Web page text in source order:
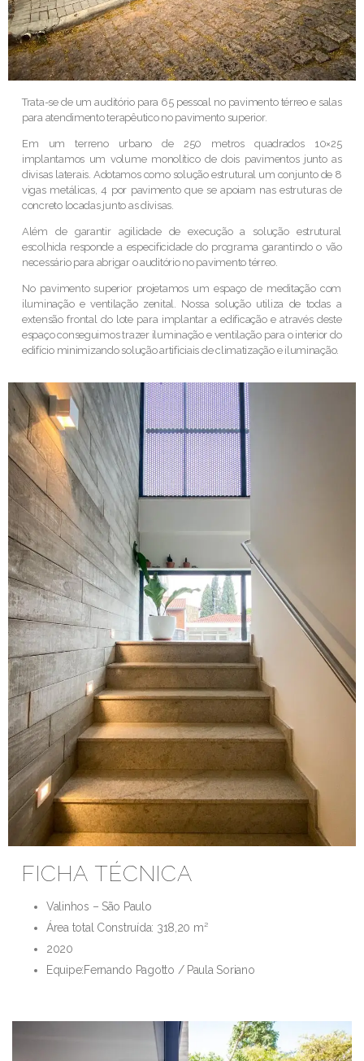
Trata-se de um auditório para 65 pessoal no pavimento térreo e salas
para atendimento terapêutico no pavimento superior.
Em um terreno urbano de 250 metros quadrados 10×25
implantamos um volume monolítico de dois pavimentos junto as
divisas laterais. Adotamos como solução estrutural um conjunto de 8
vigas metálicas, 4 por pavimento que se apoiam nas estruturas de
concreto locadas junto as divisas.
Além de garantir agilidade de execução a solução estrutural
escolhida responde a especificidade do programa garantindo o vão
necessário para abrigar o auditório no pavimento térreo.
No pavimento superior projetamos um espaço de meditação com
iluminação e ventilação zenital. Nossa solução utiliza de todas a
extensão frontal do lote para implantar a edificação e através deste
espaço conseguimos trazer iluminação e ventilação para o interior do
edifício minimizando solução artificiais de climatização e iluminação.
FICHA TÉCNICA
Valinhos – São Paulo
Área total Construída: 318,20 m²
2020
Equipe:Fernando Pagotto / Paula Soriano